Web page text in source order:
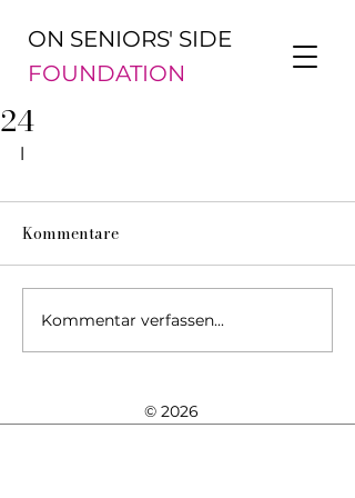
ON SENIORS' SIDE
FOUNDATION
24
l
Kommentare
Kommentar verfassen...
© 2026